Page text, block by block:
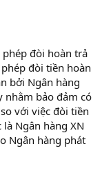
phép đòi hoàn trả
đòi tiền hoàn
bởi Ngân hàng
nhằm bảo đảm có
với việc đòi tiền
Ngân hàng XN
Ngân hàng phát